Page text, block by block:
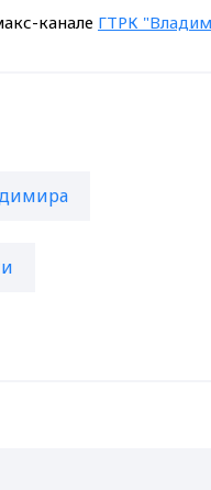
канале ГТРК